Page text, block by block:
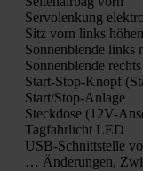
Ser­vo­len­kung
Sitz vorn links
Son­nen­blen­de links
Son­nen­blen­de
Start-Stop-Knopf
Star­t/S­top-Anla­ge
Steck­do­se (12V-
Tag­fahr­licht LED
USB-Schnitt­stel­le
… Ände­run­gen,